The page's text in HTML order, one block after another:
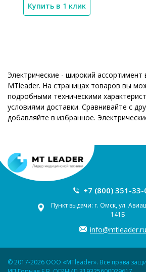
Купить в 1 клик
Электрические - широкий ассортимент
MTleader. На страницах товаров вы
подробными техническими
условиями доставки. Сравнивайте с
добавляйте в избранное.
+7 (800) 351-33-
Пункт выдачи: г. Омск, ул.
141Б
info@mtleader.ru
© 2017-2026 ООО «MTleader». Все права